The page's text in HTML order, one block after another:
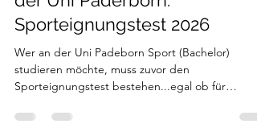
timtestprep
13. Nov. 2025
2 Min. Lesezeit
Dein Weg ins Sportstudium an
der Uni Paderborn: